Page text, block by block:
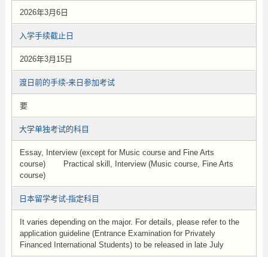
2026年3月6日
入学手续截止日
2026年3月15日
渡日前的手续-来日参加考试
要
大学单独考试的科目
Essay, Interview (except for Music course and Fine Arts
course) Practical skill, Interview (Music course, Fine Arts
course)
日本留学考试-指定科目
It varies depending on the major. For details, please refer to the
application guideline (Entrance Examination for Privately
Financed International Students) to be released in late July